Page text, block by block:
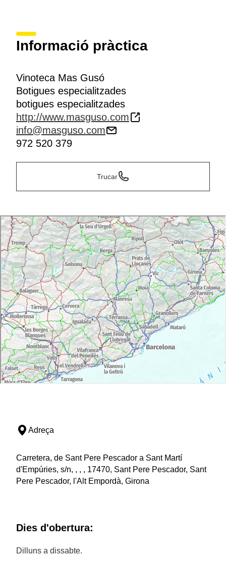
Informació pràctica
Vinoteca Mas Gusó
Botigues especialitzades
botigues especialitzades
http://www.masguso.com
info@masguso.com
972 520 379
Trucar
Adreça
Carretera, de Sant Pere Pescador a Sant Martí
d'Empúries, s/n, , , , 17470, Sant Pere Pescador, Sant
Pere Pescador, l'Alt Empordà, Girona
Dies d'obertura:
Dilluns a dissabte.